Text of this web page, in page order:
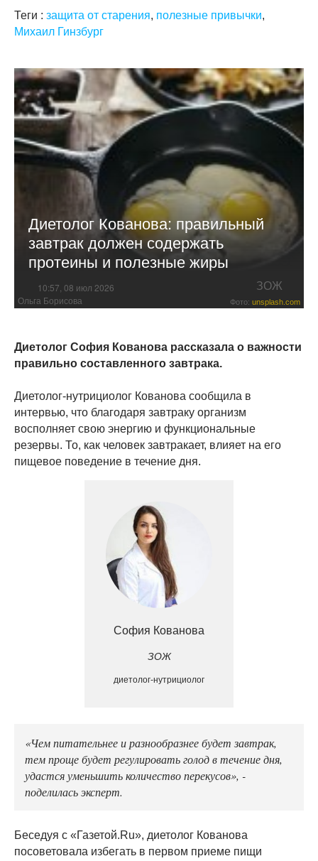
Теги : защита от старения, полезные привычки,
Михаил Гинзбург
Диетолог Кованова: правильный
завтрак должен содержать
протеины и полезные жиры
10:57, 08 июл 2026 ЗОЖ
Ольга Борисова Фото: unsplash.com
Диетолог София Кованова рассказала о важности
правильно составленного завтрака.
Диетолог-нутрициолог Кованова сообщила в
интервью, что благодаря завтраку организм
восполняет свою энергию и функциональные
резервы. То, как человек завтракает, влияет на его
пищевое поведение в течение дня.
София Кованова
ЗОЖ
диетолог-нутрициолог
«Чем питательнее и разнообразнее будет завтрак,
тем проще будет регулировать голод в течение дня,
удастся уменьшить количество перекусов», -
поделилась эксперт.
Беседуя с «Газетой.Ru», диетолог Кованова
посоветовала избегать в первом приеме пищи